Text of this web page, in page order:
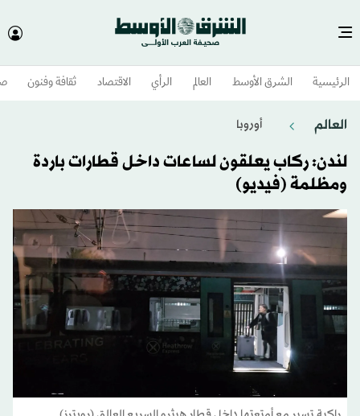
الرئيسية الشرق الأوسط​ العالم الرأي الاقتصاد ثقافة وفنون
العالم أوروبا
لندن: ركاب يعلقون لساعات داخل قطارات باردة
ومظلمة (فيديو)